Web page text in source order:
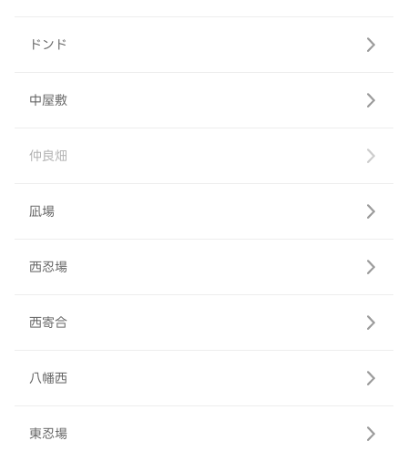
ドンド
中屋敷
仲良畑
凪場
西忍場
西寄合
八幡西
東忍場